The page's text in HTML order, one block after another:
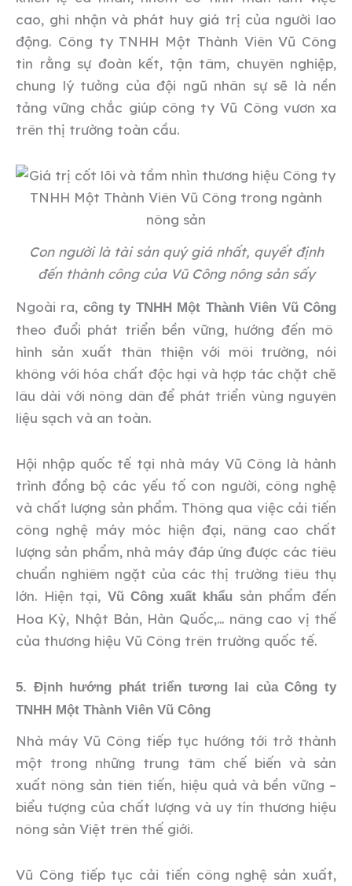
cao, ghi nhận và phát huy giá trị của người lao
động. Công ty TNHH Một Thành Viên Vũ Công
tin rằng sự đoàn kết, tận tâm, chuyên nghiệp,
chung lý tưởng của đội ngũ nhân sự sẽ là nền
tảng vững chắc giúp công ty Vũ Công vươn xa
trên thị trường toàn cầu.
Con người là tài sản quý giá nhất, quyết định
đến thành công của Vũ Công nông sản sấy
Ngoài ra, công ty TNHH Một Thành Viên Vũ Công
theo đuổi phát triển bền vững, hướng đến mô
hình sản xuất thân thiện với môi trường, nói
không với hóa chất độc hại và hợp tác chặt chẽ
lâu dài với nông dân để phát triển vùng nguyên
liệu sạch và an toàn.
Hội nhập quốc tế tại nhà máy Vũ Công là hành
trình đồng bộ các yếu tố con người, công nghệ
và chất lượng sản phẩm. Thông qua việc cải tiến
công nghệ máy móc hiện đại, nâng cao chất
lượng sản phẩm, nhà máy đáp ứng được các tiêu
chuẩn nghiêm ngặt của các thị trường tiêu thụ
lớn. Hiện tại, Vũ Công xuất khẩu sản phẩm đến
Hoa Kỳ, Nhật Bản, Hàn Quốc,… nâng cao vị thế
của thương hiệu Vũ Công trên trường quốc tế.
5. Định hướng phát triển tương lai của Công ty
TNHH Một Thành Viên Vũ Công
Nhà máy Vũ Công tiếp tục hướng tới trở thành
một trong những trung tâm chế biến và sản
xuất nông sản tiên tiến, hiệu quả và bền vững –
biểu tượng của chất lượng và uy tín thương hiệu
nông sản Việt trên thế giới.
Vũ Công tiếp tục cải tiến công nghệ sản xuất,